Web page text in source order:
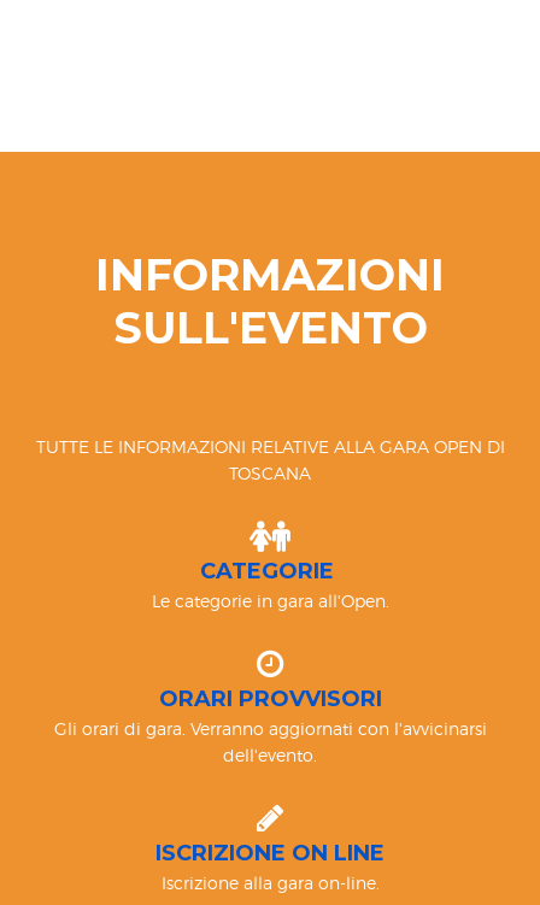
INFORMAZIONI
SULL'EVENTO
TUTTE LE INFORMAZIONI RELATIVE ALLA GARA OPEN DI
TOSCANA
CATEGORIE
Le categorie in gara all'Open.
ORARI PROVVISORI
Gli orari di gara. Verranno aggiornati con l'avvicinarsi
dell'evento.
ISCRIZIONE ON LINE
Iscrizione alla gara on-line.